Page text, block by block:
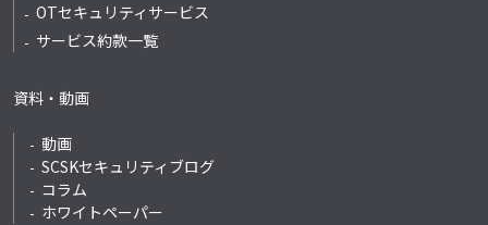
OTセキュリティサービス
サービス約款一覧
資料・動画
動画
SCSKセキュリティブログ
コラム
ホワイトペーパー